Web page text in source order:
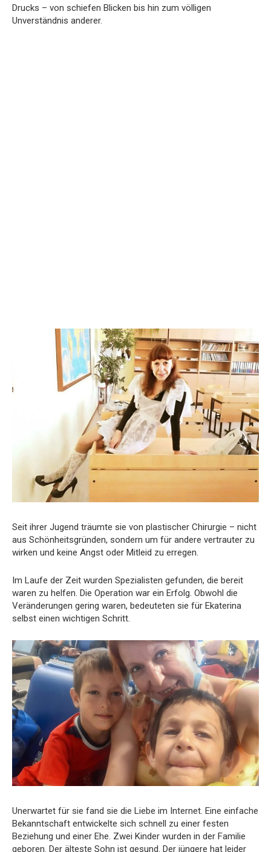
Drucks – von schiefen Blicken bis hin zum völligen
Unverständnis anderer.
Seit ihrer Jugend träumte sie von plastischer Chirurgie – nicht
aus Schönheitsgründen, sondern um für andere vertrauter zu
wirken und keine Angst oder Mitleid zu erregen.
Im Laufe der Zeit wurden Spezialisten gefunden, die bereit
waren zu helfen. Die Operation war ein Erfolg. Obwohl die
Veränderungen gering waren, bedeuteten sie für Ekaterina
selbst einen wichtigen Schritt.
Unerwartet für sie fand sie die Liebe im Internet. Eine einfache
Bekanntschaft entwickelte sich schnell zu einer festen
Beziehung und einer Ehe. Zwei Kinder wurden in der Familie
geboren. Der älteste Sohn ist gesund. Der jüngere hat leider